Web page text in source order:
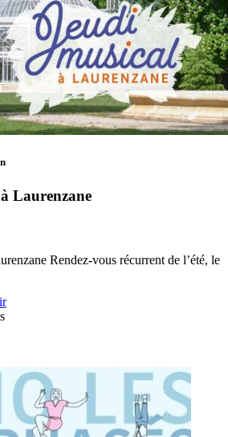
Laurenzane
Rendez-vous récurrent de l’été, le